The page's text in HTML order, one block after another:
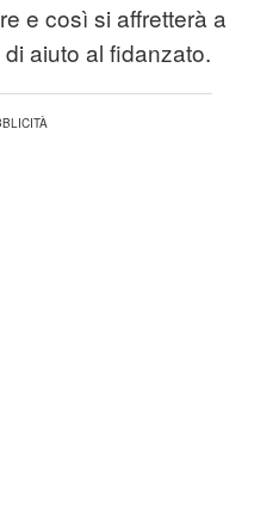
e così si affretterà a
aiuto al fidanzato.